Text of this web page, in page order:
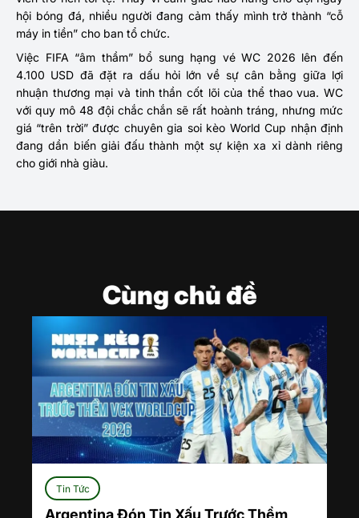
hội bóng đá, nhiều người đang cảm thấy mình trở thành “cỗ
máy in tiền” cho ban tổ chức.
Việc FIFA “âm thầm” bổ sung hạng vé WC 2026 lên đến
4.100 USD đã đặt ra dấu hỏi lớn về sự cân bằng giữa lợi
nhuận thương mại và tinh thần cốt lõi của thể thao vua. WC
với quy mô 48 đội chắc chắn sẽ rất hoành tráng, nhưng mức
giá “trên trời” được chuyên gia soi kèo World Cup nhận định
đang dần biến giải đấu thành một sự kiện xa xỉ dành riêng
cho giới nhà giàu.
Cùng chủ đề
Tin Tức
Argentina Đón Tin Xấu Trước Thềm